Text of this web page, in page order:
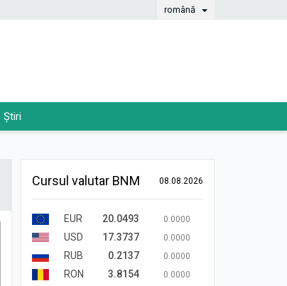
română
Știri
Cursul valutar BNM 08.08.2026
EUR 20.0493 0.0000
USD 17.3737 0.0000
RUB 0.2137 0.0000
RON 3.8154 0.0000